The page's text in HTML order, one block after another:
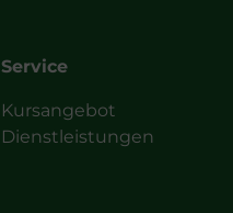
Service
Kursangebot
Dienstleistungen